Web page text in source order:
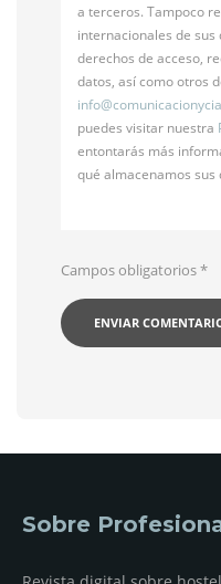
a terceros. Tampoco
internacionales de sus
derechos de acceso,
datos, así como otros
info@
puedes visitar nuestra
entontarás más
qué almacenamos sus
Campos obligatorios*
Sobre